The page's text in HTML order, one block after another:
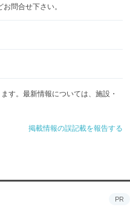
問合せ下さい。
す。最新情報については、施設・
掲載情報の誤記載を報告する
PR